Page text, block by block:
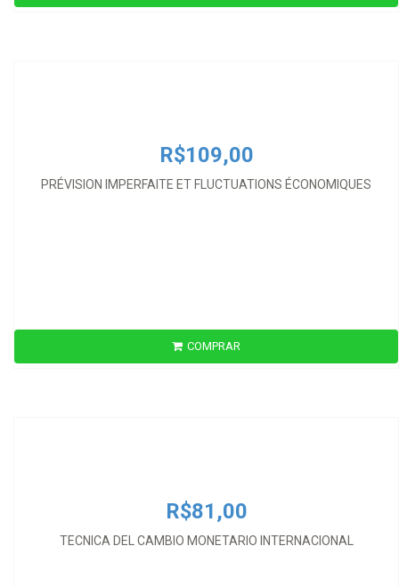
R$109,00
PRÉVISION IMPERFAITE ET FLUCTUATIONS ÉCONOMIQUES
R$109,00
COMPRAR
R$81,00
TECNICA DEL CAMBIO MONETARIO INTERNACIONAL
R$81,00